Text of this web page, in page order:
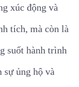
xúc động và
tích, mà còn là
suốt hành trình
sự ủng hộ và